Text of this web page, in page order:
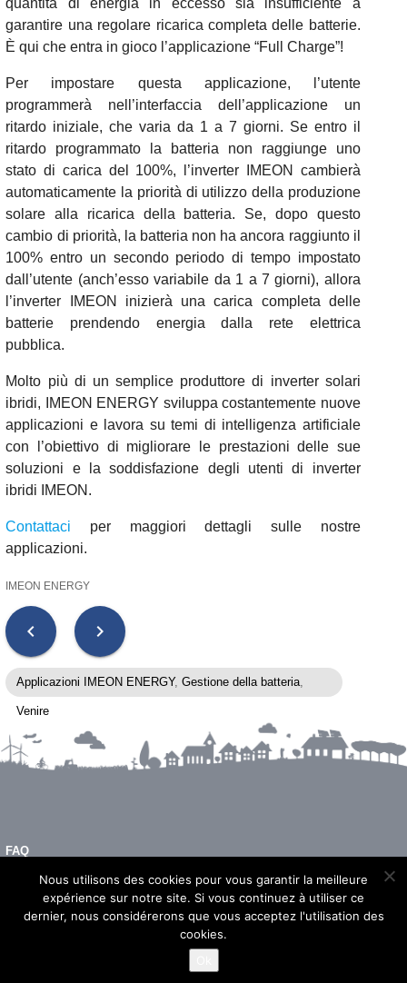
garantire una regolare ricarica completa delle batterie.
È qui che entra in gioco l’applicazione “Full Charge”!
Per impostare questa applicazione, l’utente
programmerà nell’interfaccia dell’applicazione un
ritardo iniziale, che varia da 1 a 7 giorni. Se entro il
ritardo programmato la batteria non raggiunge uno
stato di carica del 100%, l’inverter IMEON cambierà
automaticamente la priorità di utilizzo della produzione
solare alla ricarica della batteria. Se, dopo questo
cambio di priorità, la batteria non ha ancora raggiunto il
100% entro un secondo periodo di tempo impostato
dall’utente (anch’esso variabile da 1 a 7 giorni), allora
l’inverter IMEON inizierà una carica completa delle
batterie prendendo energia dalla rete elettrica
pubblica.
Molto più di un semplice produttore di inverter solari
ibridi, IMEON ENERGY sviluppa costantemente nuove
applicazioni e lavora su temi di intelligenza artificiale
con l’obiettivo di migliorare le prestazioni delle sue
soluzioni e la soddisfazione degli utenti di inverter
ibridi IMEON.
Contattaci per maggiori dettagli sulle nostre
applicazioni.
IMEON ENERGY
chevron_left chevron_right
Applicazioni IMEON ENERGY,Gestione della batteria
Venire
FAQ
INFORMAZIONI LEGALI
Nous utilisons des cookies pour vous garantir la meilleure
expérience sur notre site. Si vous continuez à utiliser ce
dernier, nous considérerons que vous acceptez l'utilisation des
cookies.